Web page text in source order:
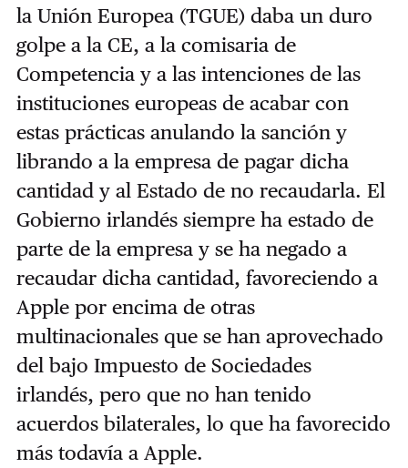
la Unión Europea (TGUE) daba un duro
golpe a la CE, a la comisaria de
Competencia y a las intenciones de las
instituciones europeas de acabar con
estas prácticas anulando la sanción y
librando a la empresa de pagar dicha
cantidad y al Estado de no recaudarla. El
Gobierno irlandés siempre ha estado de
parte de la empresa y se ha negado a
recaudar dicha cantidad, favoreciendo a
Apple por encima de otras
multinacionales que se han aprovechado
del bajo Impuesto de Sociedades
irlandés, pero que no han tenido
acuerdos bilaterales, lo que ha favorecido
más todavía a Apple.